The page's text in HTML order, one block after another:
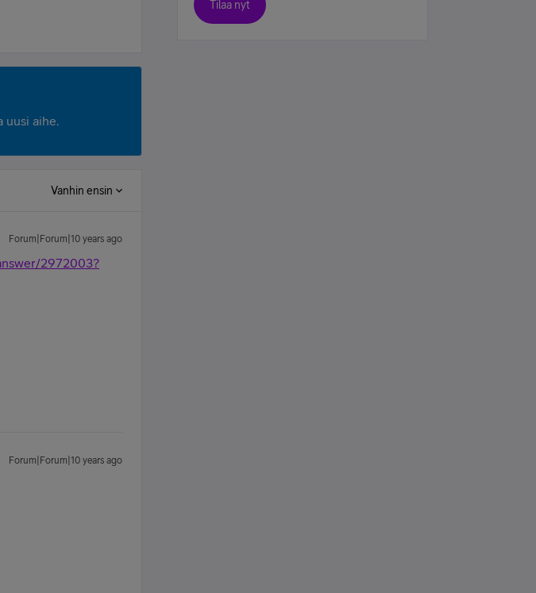
uusi aihe.
Vanhin ensin
Forum|Forum|10 years ago
2972003?
Forum|Forum|10 years ago
Tilaa nyt